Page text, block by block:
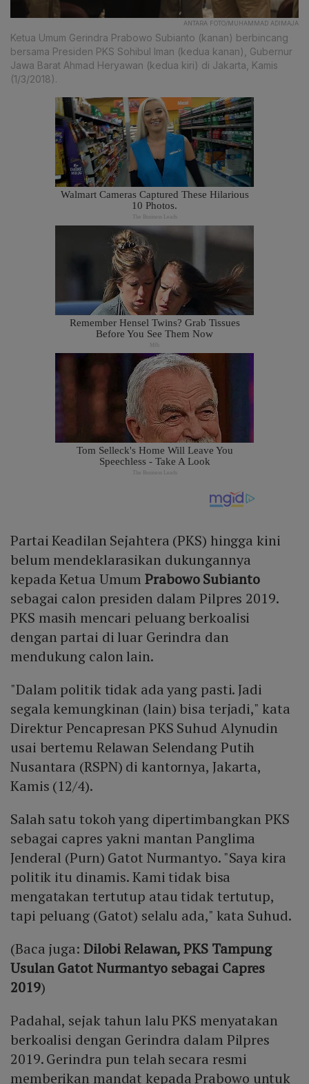
ANTARA FOTO/MUHAMMAD ADIMAJA
Ketua Umum Gerindra Prabowo Subianto (kanan) berbincang
bersama Presiden PKS Sohibul Iman (kedua kanan), Gubernur
Jawa Barat Ahmad Heryawan (kedua kiri) di Jakarta, Kamis
(1/3/2018).
Partai Keadilan Sejahtera (PKS) hingga kini
belum mendeklarasikan dukungannya
kepada Ketua UmumPrabowo Subianto
sebagai calon presiden dalam Pilpres 2019.
PKS masih mencari peluang berkoalisi
dengan partai di luar Gerindra dan
mendukung calon lain.
"Dalam politik tidak ada yang pasti. Jadi
segala kemungkinan (lain) bisa terjadi," kata
Direktur Pencapresan PKS Suhud Alynudin
usai bertemu Relawan Selendang Putih
Nusantara (RSPN) di kantornya, Jakarta,
Kamis (12/4).
Salah satu tokoh yang dipertimbangkan PKS
sebagai capres yakni mantan Panglima
Jenderal (Purn) Gatot Nurmantyo. "Saya kira
politik itu dinamis. Kami tidak bisa
mengatakan tertutup atau tidak tertutup,
tapi peluang (Gatot) selalu ada," kata Suhud.
(Baca juga: Dilobi Relawan, PKS Tampung
Usulan Gatot Nurmantyo sebagai Capres
2019)
Padahal, sejak tahun lalu PKS menyatakan
berkoalisi dengan Gerindra dalam Pilpres
2019. Gerindra pun telah secara resmi
memberikan mandat kepada Prabowo untuk